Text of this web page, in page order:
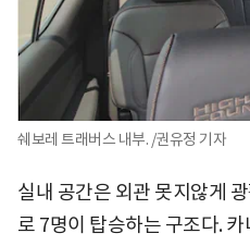
쉐보레 트래버스 내부. /권유정 기자
실내 공간은 외관 못지않게
로 7명이 탑승하는 구조다.